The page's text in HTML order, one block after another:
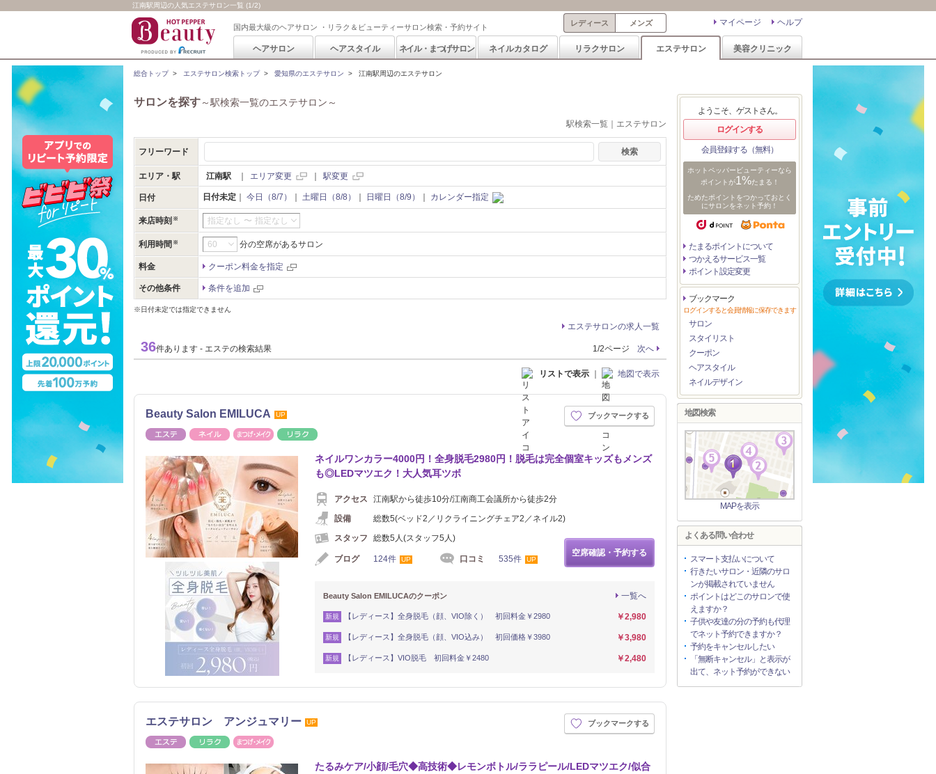
江南駅周辺の人気エステサロン一覧 (1/2)
国内最大級のヘアサロン ・リラク＆ビューティーサロン検索・予約サイト ヘルプ
マイページ
レディース メンズ
ヘアサロン ヘアスタイル ネイル・まつげサロン ネイルカタログ リラクサロン エステサロン 美容クリニック
総合トップ> エステサロン検索トップ> 愛知県のエステサロン > 江南駅周辺のエステサロン
サロンを探す～駅検索一覧のエステサロン～
駅検索一覧｜エステサロン
フリーワード
エリア・駅 江南駅 エリア変更 駅変更
日付 日付未定 今日（8/7） 土曜日（8/8） 日曜日（8/9） カレンダー指定
来店時刻 指定なし 〜 指定なし
利用時間 分の空席があるサロン
料金 クーポン料金を指定
その他条件 条件を追加
※日付未定では指定できません
エステサロンの求人一覧
36件あります - エステの検索結果 1/2ページ 次へ
リストで表示 ｜ 地図で表示
Beauty Salon EMILUCA UP
エステ ネイル まつげ・メイク
ブックマークする
ネイルワンカラー4000円！全身脱毛2980円！脱毛は完全個室キッズもメンズ
も◎LEDマツエク！大人気耳ツボ
アクセス
江南駅から徒歩10分/江南商工会議所から徒歩2分
設備
総数5(ベッド2／リクライニングチェア2／ネイル2)
スタッフ
総数5人(スタッフ5人)
ブログ 124件 UP 口コミ 535件 UP
空席確認・予約する
一覧へ
Beauty Salon EMILUCAのクーポン
新規 【レディース】全身脱毛（顔、VIO除く） 初回料金￥2980 ￥2,980
新規 【レディース】全身脱毛（顔、VIO込み） 初回価格￥3980 ￥3,980
新規 【レディース】VIO脱毛 初回料金￥2480 ￥2,480
エステサロン アンジュマリー UP
エステ リラク
ブックマークする
たるみケア/小顔/毛穴◆高技術◆レモンボトル/ララピール/LEDマツエク/似合
ようこそ、ゲストさん。
ログインする
会員登録する（無料）
ホットペッパービューティーなら
ポイントが1%たまる！
ためたポイントをつかっておとく
にサロンをネット予約！
たまるポイントについて
つかえるサービス一覧
ポイント設定変更
ブックマーク
ログインすると会員情報に保存できます
サロン
スタイリスト
クーポン
ヘアスタイル
ネイルデザイン
地図検索
MAPを表示
よくある問い合わせ
スマート支払いについて
行きたいサロン・近隣のサロ
ンが掲載されていません
ポイントはどこのサロンで使
えますか？
子供や友達の分の予約も代理
でネット予約できますか？
予約をキャンセルしたい
「無断キャンセル」と表示が
出て、ネット予約ができない